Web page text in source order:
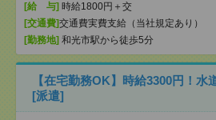
[給 与] 時給1800円＋交
[交通費]交通費実費支給（当社規定あり）
[勤務地] 和光市駅から徒歩5分
【在宅勤務OK】時給3300円！水
[派遣]